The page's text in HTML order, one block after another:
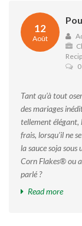
12
Août
Tant qu’à tout
des mariages
tellement élégant,
frais, lorsqu’il ne
la sauce soja
Corn Flakes® ou
parlé ?
Read more